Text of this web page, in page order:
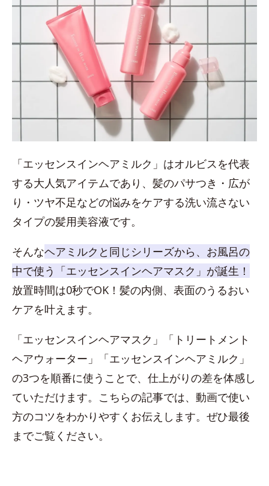
「エッセンスインヘアミルク」はオルビスを代表
する大人気アイテムであり、髪のパサつき・広が
り・ツヤ不足などの悩みをケアする洗い流さない
タイプの髪用美容液です。
そんなヘアミルクと同じシリーズから、お風呂の
中で使う「エッセンスインヘアマスク」が誕生！
放置時間は0秒でOK！髪の内側、表面のうるおい
ケアを叶えます。
「エッセンスインヘアマスク」「トリートメント
ヘアウォーター」「エッセンスインヘアミルク」
の3つを順番に使うことで、仕上がりの差を体感し
ていただけます。こちらの記事では、動画で使い
方のコツをわかりやすくお伝えします。ぜひ最後
までご覧ください。